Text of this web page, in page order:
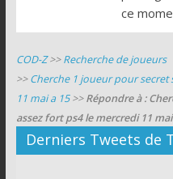
ce
COD-Z>>Recherche de joueurs
>>Cherche 1 joueur pour secret
11 mai a 15>>Répondre à :
assez fort ps4 le mercredi 11
Derniers Tweets de